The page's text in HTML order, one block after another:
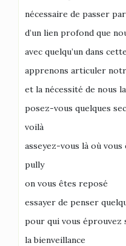
nécessaire de passer
d’un lien profond que
avec quelqu’un dans
apprenons articuler
et la nécessité de nous
posez-vous quelques
voilà
asseyez-vous là où vous
pully
on vous êtes reposé
essayer de penser
pour qui vous éprouvez
la bienveillance